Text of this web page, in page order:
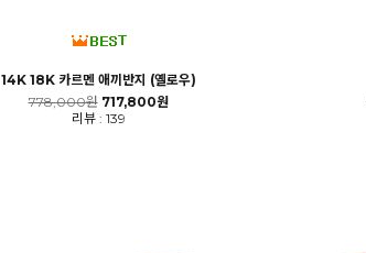
14K 18K 카르멘 애끼반지 (옐로우)
778,000원 717,800원
리뷰 : 139